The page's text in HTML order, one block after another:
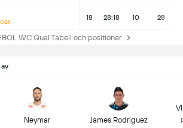
18 28:18 10 28
WC Qual Tabell och positioner
Neymar James Rodriguez